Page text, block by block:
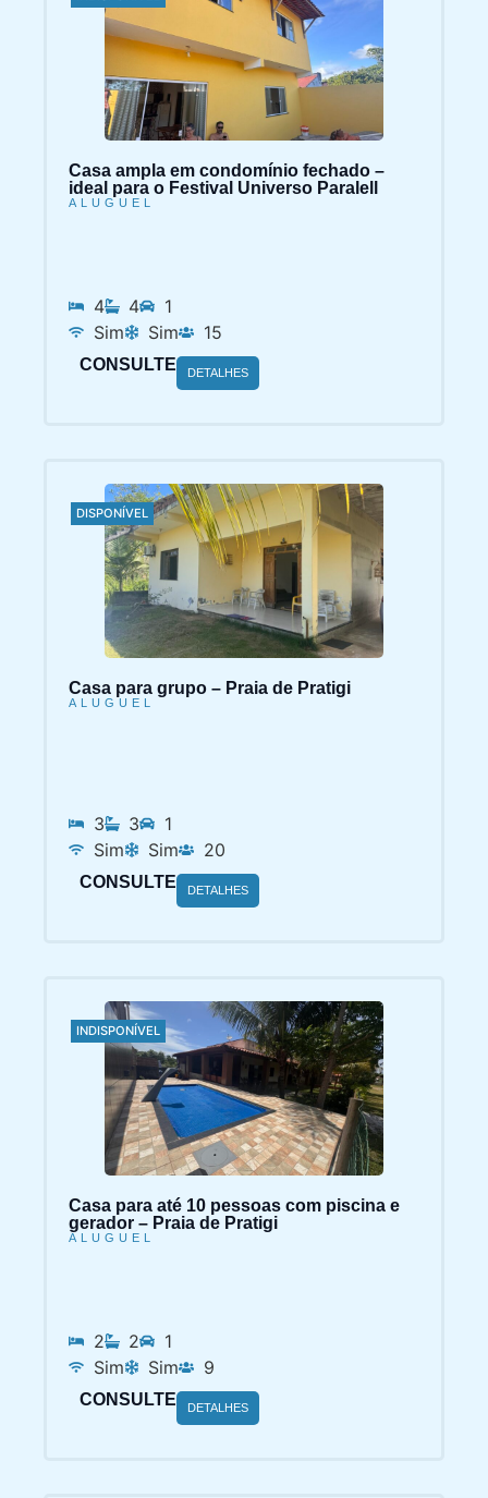
Casa ampla em condomínio fechado –
ideal para o Festival Universo Paralell
ALUGUEL
4 4
1
Sim
Sim 15
CONSULTE DETALHES
DISPONÍVEL
Casa para grupo – Praia de Pratigi
ALUGUEL
3 3
1
Sim
Sim 20
CONSULTE DETALHES
INDISPONÍVEL
Casa para até 10 pessoas com piscina e
gerador – Praia de Pratigi
ALUGUEL
2 2
1
Sim
Sim 9
CONSULTE DETALHES